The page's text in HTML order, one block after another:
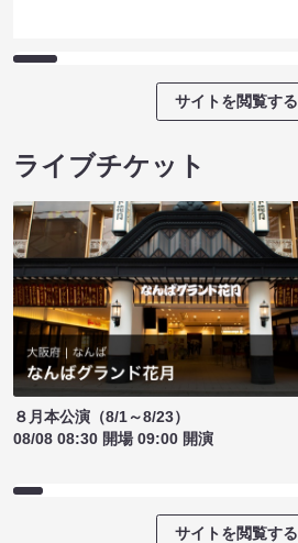
サイトを閲覧する
ライブチケット
８月本公演（8/1～8/23）
08/08 08:30 開場 09:00 開演
サイトを閲覧する